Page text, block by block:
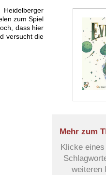
Mehr zum
Klicke
weiteren
zum Spiel
dass hier
versucht die